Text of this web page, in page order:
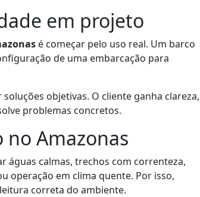
em projeto
é começar pelo uso real. Um barco
de uma embarcação para
objetivas. O cliente ganha clareza,
problemas concretos.
no Amazonas
águas calmas, trechos com correnteza,
operação em clima quente. Por isso,
correta do ambiente.